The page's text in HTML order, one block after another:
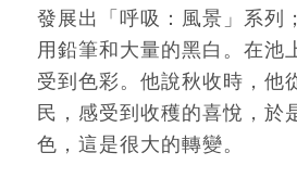
發展出「呼吸：風景」系列
用鉛筆和大量的黑白。在池
受到色彩。他說秋收時，他
民，感受到收穫的喜悅，於
色，這是很大的轉變。